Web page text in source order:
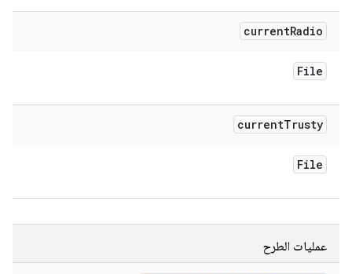
currentRadio
File
currentTrusty
File
عمليات الطرح